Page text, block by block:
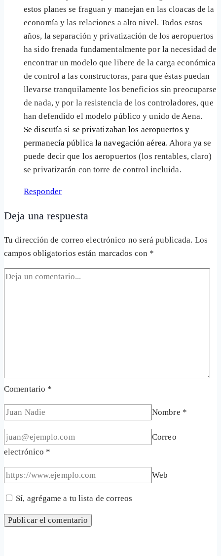
estos planes se fraguan y manejan en las cloacas de la
economía y las relaciones a alto nivel. Todos estos
años, la separación y privatización de los aeropuertos
ha sido frenada fundamentalmente por la necesidad de
encontrar un modelo que libere de la carga económica
de control a las constructoras, para que éstas puedan
llevarse tranquilamente los beneficios sin preocuparse
de nada, y por la resistencia de los controladores, que
han defendido el modelo público y unido de Aena.
Se discutía si se privatizaban los aeropuertos y
permanecía pública la navegación aérea. Ahora ya se
puede decir que los aeropuertos (los rentables, claro)
se privatizarán con torre de control incluida.
Responder
Deja una respuesta
Tu dirección de correo electrónico no será publicada. Los
campos obligatorios están marcados con *
Comentario *
Nombre *
Correo
electrónico *
Web
Sí, agrégame a tu lista de correos